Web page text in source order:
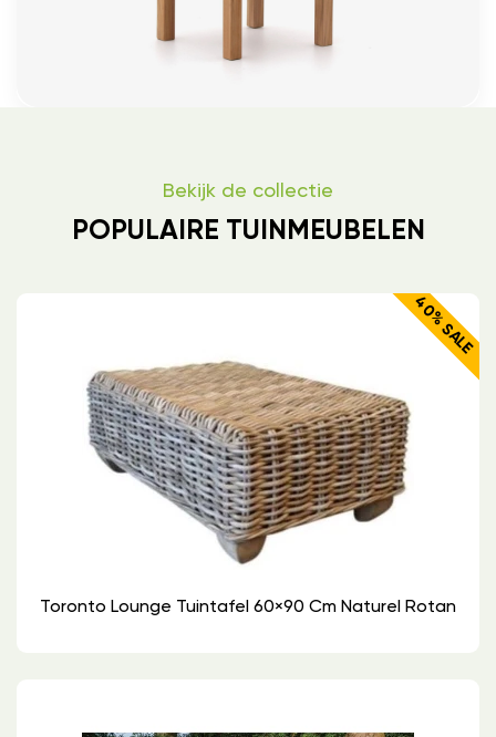
Bekijk de collectie
POPULAIRE TUINMEUBELEN
40% SALE
Toronto Lounge Tuintafel 60×90 Cm Naturel Rotan